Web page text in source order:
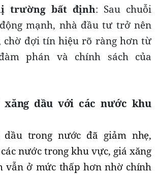
trường bất định: Sau chuỗi
mạnh, nhà đầu tư trở nên
chờ đợi tín hiệu rõ ràng hơn từ
phán và chính sách của
xăng dầu với các nước khu
dầu trong nước đã giảm nhẹ,
nước trong khu vực, giá xăng
vẫn ở mức thấp hơn nhờ chính